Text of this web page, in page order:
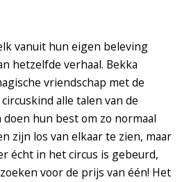
vanuit hun eigen beleving
hetzelfde verhaal. Bekka
vriendschap met de
alle talen van de
doen hun best om zo normaal
zijn los van elkaar te zien, maar
écht in het circus is gebeurd,
voor de prijs van één! Het